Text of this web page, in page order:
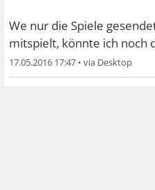
We nur die Spiele
mitspielt, könnte ich noch
17.05.2016 17:47 •